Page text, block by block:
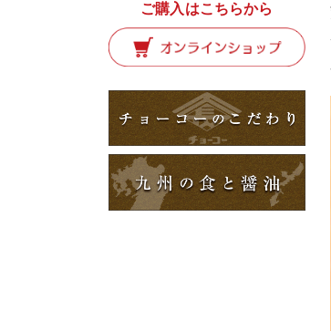
ご購入はこちらから